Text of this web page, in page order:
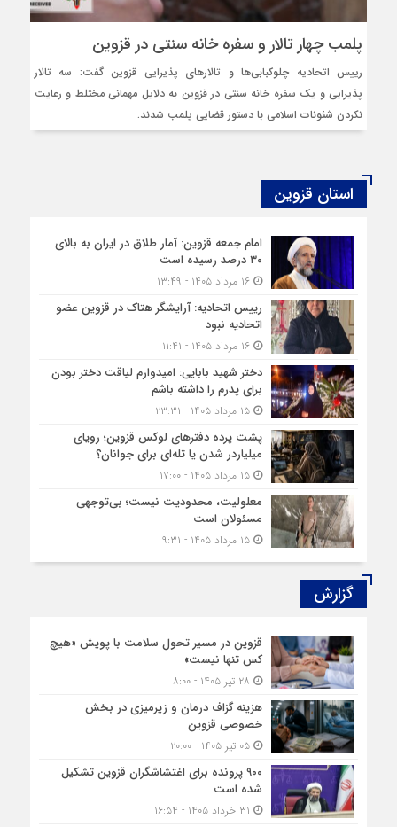
پلمب چهار تالار و سفره خانه سنتی در قزوین
رییس اتحادیه چلوکبابی‌ها و تالارهای پذیرایی قزوین گفت: سه تالار
پذیرایی و یک سفره خانه سنتی در قزوین به دلایل مهمانی مختلط و رعایت
نکردن شئونات اسلامی با دستور قضایی پلمب شدند.
استان قزوین
امام جمعه قزوین: آمار طلاق در ایران به بالای
۳۰ درصد رسیده است
۱۶ مرداد ۱۴۰۵ - ۱۳:۴۹
رییس اتحادیه: آرایشگر هتاک در قزوین عضو
اتحادیه نبود
۱۶ مرداد ۱۴۰۵ - ۱۱:۴۱
دختر شهید بابایی: امیدوارم لیاقت دختر بودن
برای پدرم را داشته باشم
۱۵ مرداد ۱۴۰۵ - ۲۳:۳۱
پشت پرده دفترهای لوکس قزوین؛ رویای
میلیاردر شدن یا تله‌ای برای جوانان؟
۱۵ مرداد ۱۴۰۵ - ۱۷:۰۰
معلولیت، محدودیت نیست؛ بی‌توجهی
مسئولان است
۱۵ مرداد ۱۴۰۵ - ۹:۳۱
گزارش‌
قزوین در مسیر تحول سلامت با پویش «هیچ‌
کس تنها نیست»
هزینه‌ گزاف درمان و زیرمیزی در بخش
خصوصی قزوین
۰۵ تیر ۱۴۰۵ - ۲۰:۰۰
۹۰۰ پرونده برای اغتشاشگران قزوین تشکیل
شده است